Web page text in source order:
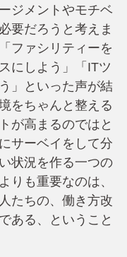
ジメントやモチベ
要だろうと考えま
ファシリティーを
にしよう」「ITツ
」といった声が結
をちゃんと整える
が高まるのではと
サーベイをして分
状況を作る一つの
りも重要なのは、
たちの、働き方改
ある、ということ